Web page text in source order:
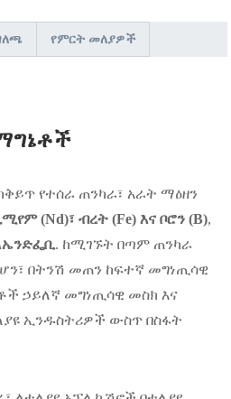
የምርት መለያዎች
የተሰራ ጠንካራ፣ አራት ማዕዘን
(Nd)፣ ብረት (Fe) እና ቦሮን (B),
ኤንድፌቢ. ከሚገኙት በጣም ጠንካራ
በትንሽ መጠን ከፍተኛ መግነጢሳዊ
ኃይለኛ መግነጢሳዊ መስክ እና
ኢንዱስትሪዎች ውስጥ በስፋት